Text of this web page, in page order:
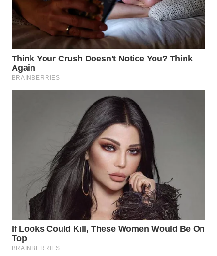
TAPANULI
UTARA
WN
SAMOSIR
WN
CIANJUR
WN
KEPULAUAN
SERIBU